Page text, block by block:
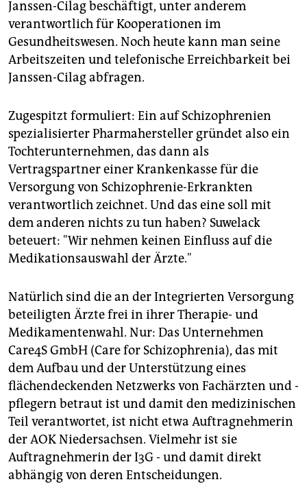
Janssen-Cilag beschäftigt, unter anderem
verantwortlich für Kooperationen im
Gesundheitswesen. Noch heute kann man seine
Arbeitszeiten und telefonische Erreichbarkeit bei
Janssen-Cilag abfragen.
Zugespitzt formuliert: Ein auf Schizophrenien
spezialisierter Pharmahersteller gründet also ein
Tochterunternehmen, das dann als
Vertragspartner einer Krankenkasse für die
Versorgung von Schizophrenie-Erkrankten
verantwortlich zeichnet. Und das eine soll mit
dem anderen nichts zu tun haben? Suwelack
beteuert: "Wir nehmen keinen Einfluss auf die
Medikationsauswahl der Ärzte."
Natürlich sind die an der Integrierten Versorgung
beteiligten Ärzte frei in ihrer Therapie- und
Medikamentenwahl. Nur: Das Unternehmen
Care4S GmbH (Care for Schizophrenia), das mit
dem Aufbau und der Unterstützung eines
flächendeckenden Netzwerks von Fachärzten und -
pflegern betraut ist und damit den medizinischen
Teil verantwortet, ist nicht etwa Auftragnehmerin
der AOK Niedersachsen. Vielmehr ist sie
Auftragnehmerin der I3G - und damit direkt
abhängig von deren Entscheidungen.